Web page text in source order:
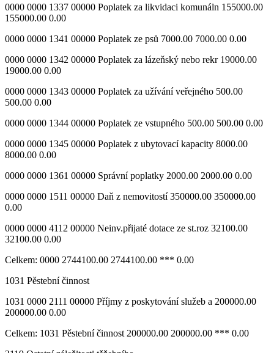
0000 0000 1337 00000 Poplatek za likvidaci komunáln 155000.00
155000.00 0.00
0000 0000 1341 00000 Poplatek ze psů 7000.00 7000.00 0.00
0000 0000 1342 00000 Poplatek za lázeňský nebo rekr 19000.00
19000.00 0.00
0000 0000 1343 00000 Poplatek za užívání veřejného 500.00
500.00 0.00
0000 0000 1344 00000 Poplatek ze vstupného 500.00 500.00 0.00
0000 0000 1345 00000 Poplatek z ubytovací kapacity 8000.00
8000.00 0.00
0000 0000 1361 00000 Správní poplatky 2000.00 2000.00 0.00
0000 0000 1511 00000 Daň z nemovitostí 350000.00 350000.00
0.00
0000 0000 4112 00000 Neinv.přijaté dotace ze st.roz 32100.00
32100.00 0.00
Celkem: 0000 2744100.00 2744100.00 *** 0.00
1031 Pěstební činnost
1031 0000 2111 00000 Příjmy z poskytování služeb a 200000.00
200000.00 0.00
Celkem: 1031 Pěstební činnost 200000.00 200000.00 *** 0.00